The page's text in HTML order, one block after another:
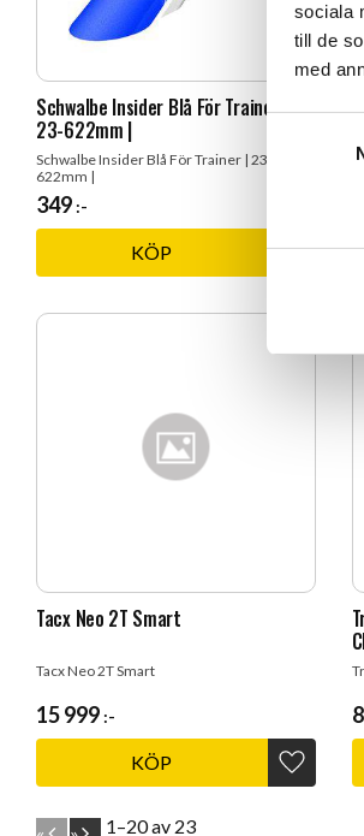
sociala
till de
med
a
s
Schwalbe Insider Blå För Trainer |
23-622mm |
Schwalbe Insider Blå För Trainer | 23-
622mm |
349 :-
KÖP
Tacx Neo 2T Smart
Tacx Neo 2T Smart
15 999 :-
Lägg till
KÖP
1–20av 23